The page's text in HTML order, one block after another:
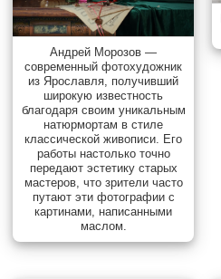
Андрей Морозов —
современный фотохудожник
из Ярославля, получивший
широкую известность
благодаря своим уникальным
натюрмортам в стиле
классической живописи. Его
работы настолько точно
передают эстетику старых
мастеров, что зрители часто
путают эти фотографии с
картинами, написанными
маслом.